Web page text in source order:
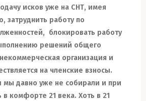
исков уже на СНТ, имея
, затруднить работу по
блокировать работу
решений общего
организация и
на членские взносы.
мы давно уже не собирали и при
комфорте 21 века. Хоть в 21